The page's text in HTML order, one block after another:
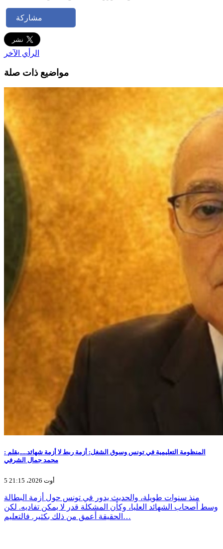
مشاركة
الرأي الآخر
مواضيع ذات صلة
المنظومة التعليمية في تونس وسوق الشغل: أزمة ربط لا أزمة شهائد.....بقلم :
محمد جمال الشرفي
5 أوت 2026، 21:15
منذ سنوات طويلة، والحديث يدور في تونس حول أزمة البطالة
وسط أصحاب الشهائد العليا، وكأن المشكلة قدر لا يمكن تفاديه. لكن
الحقيقة أعمق من ذلك بكثير. فالتعليم…